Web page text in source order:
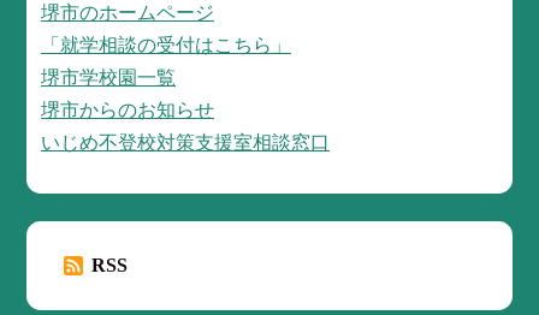
堺市のホームページ
「就学相談の受付はこちら」
堺市学校園一覧
堺市からのお知らせ
いじめ不登校対策支援室相談窓口
RSS